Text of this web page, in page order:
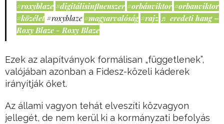
#roxyblaze #digitálisinfluenszer #orbánviktor #orbanviktor
#közélet #roxyblaze #magyarvalóság #rajz ♬ eredeti hang –
Roxy Blaze - Roxy Blaze
Ezek az alapítványok formálisan „függetlenek”,
valójában azonban a Fidesz-közeli káderek
irányítják őket.
Az állami vagyon tehát elveszíti közvagyon
jellegét, de nem kerül ki a kormányzati befolyás